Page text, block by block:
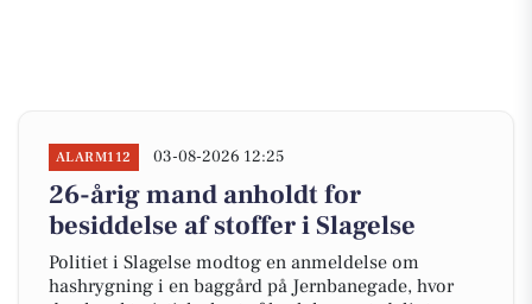
ALARM112 03-08-2026 12:25
26-årig mand anholdt for
besiddelse af stoffer i Slagelse
Politiet i Slagelse modtog en anmeldelse om
hashrygning i en baggård på Jernbanegade, hvor